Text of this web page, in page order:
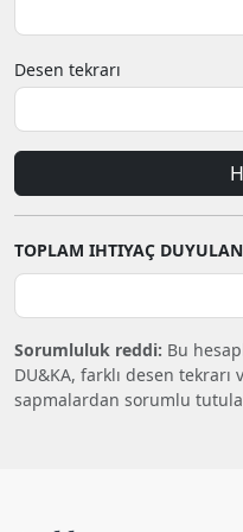
Desen tekrarı
TOPLAM IHTIYAÇ
Sorumluluk reddi: Bu
DU&KA, farklı desen
sapmalardan sorumlu